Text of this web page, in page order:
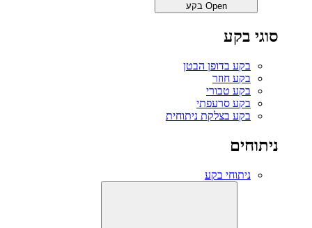
Open בקע
סוגי בקע
בקע בדופן הבטן
בקע חוזר
בקע טבורי
בקע סרעפתי
בקע בצלקת ניתוחית
ניתוחים
ניתוחי בקע